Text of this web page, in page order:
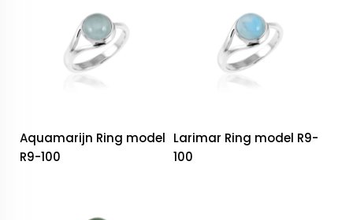
Aquamarijn Ring model
R9-100
Larimar Ring model R9-
100